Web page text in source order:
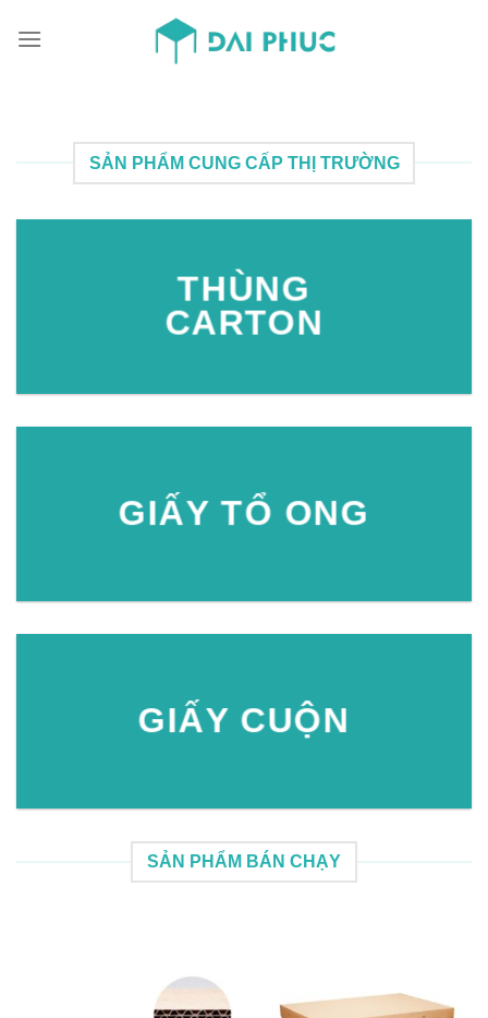
SẢN PHẨM CUNG CẤP THỊ TRƯỜNG
THÙNG
CARTON
GIẤY TỔ ONG
GIẤY CUỘN
SẢN PHẨM BÁN CHẠY